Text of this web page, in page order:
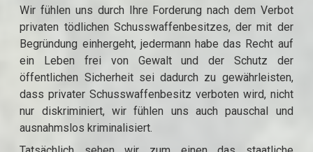
Wir fühlen uns durch Ihre Forderung nach dem Verbot
privaten tödlichen Schusswaffenbesitzes, der mit der
Begründung einhergeht, jedermann habe das Recht auf
ein Leben frei von Gewalt und der Schutz der
öffentlichen Sicherheit sei dadurch zu gewährleisten,
dass privater Schusswaffenbesitz verboten wird, nicht
nur diskriminiert, wir fühlen uns auch pauschal und
ausnahmslos kriminalisiert.